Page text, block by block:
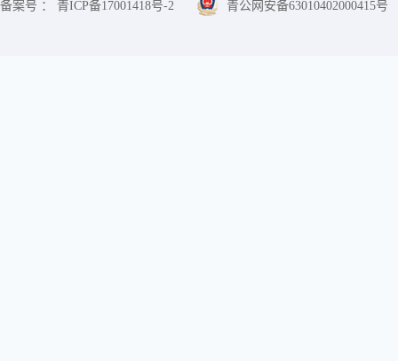
备案号 ： 青ICP备17001418号-2 青公网安备63010402000415号